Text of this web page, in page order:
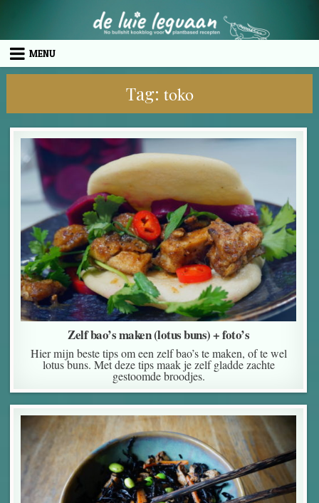
MENU
Tag: toko
Zelf bao’s maken (lotus buns) + foto’s
Hier mijn beste tips om een zelf bao’s te maken, of te wel
lotus buns. Met deze tips maak je zelf gladde zachte
gestoomde broodjes.